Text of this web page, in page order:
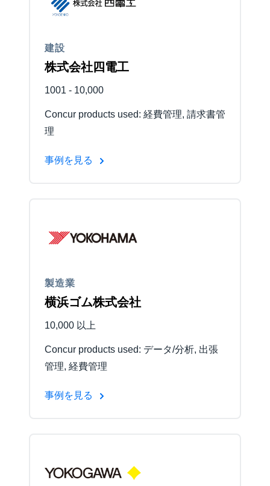
Belgium (English)
建設
株式会社四電工
1001 - 10,000
Concur products used: 経費管理, 請求書管
理
事例を見る
製造業
横浜ゴム株式会社
10,000 以上
Concur products used: データ/分析, 出張
管理, 経費管理
事例を見る